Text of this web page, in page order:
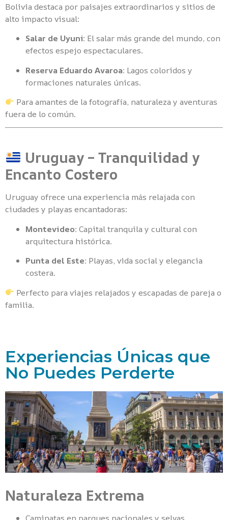
Bolivia destaca por paisajes extraordinarios y sitios de
alto impacto visual:
Salar de Uyuni: El salar más grande del mundo, con
efectos espejo espectaculares.
Reserva Eduardo Avaroa: Lagos coloridos y
formaciones naturales únicas.
Para amantes de la fotografía, naturaleza y aventuras
fuera de lo común.
Uruguay – Tranquilidad y
Encanto Costero
Uruguay ofrece una experiencia más relajada con
ciudades y playas encantadoras:
Montevideo: Capital tranquila y cultural con
arquitectura histórica.
Punta del Este: Playas, vida social y elegancia
costera.
Perfecto para viajes relajados y escapadas de pareja o
familia.
Experiencias Únicas que
No Puedes Perderte
Naturaleza Extrema